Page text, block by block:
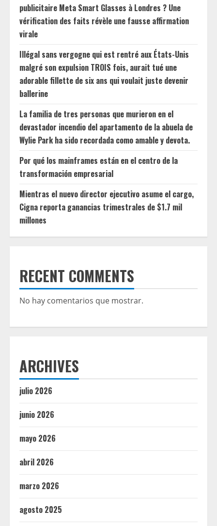
publicitaire Meta Smart Glasses à Londres ? Une
vérification des faits révèle une fausse affirmation
virale
Illégal sans vergogne qui est rentré aux États-Unis
malgré son expulsion TROIS fois, aurait tué une
adorable fillette de six ans qui voulait juste devenir
ballerine
La familia de tres personas que murieron en el
devastador incendio del apartamento de la abuela de
Wylie Park ha sido recordada como amable y devota.
Por qué los mainframes están en el centro de la
transformación empresarial
Mientras el nuevo director ejecutivo asume el cargo,
Cigna reporta ganancias trimestrales de $1.7 mil
millones
RECENT COMMENTS
No hay comentarios que mostrar.
ARCHIVES
julio 2026
junio 2026
mayo 2026
abril 2026
marzo 2026
agosto 2025